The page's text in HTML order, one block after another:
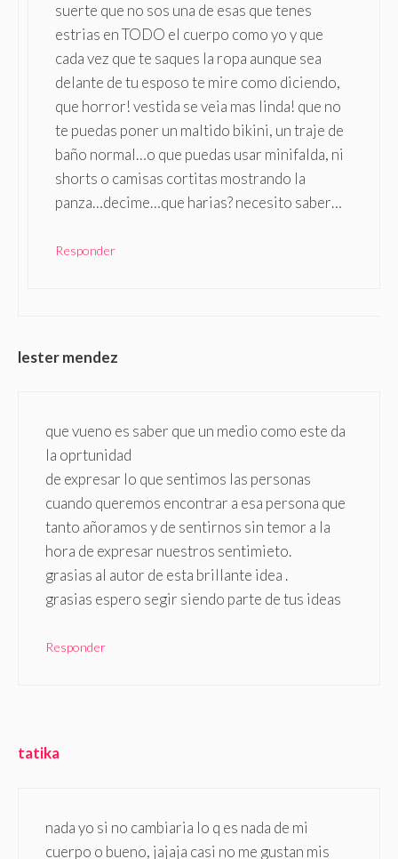
suerte que no sos una de esas que tenes
estrias en TODO el cuerpo como yo y que
cada vez que te saques la ropa aunque sea
delante de tu esposo te mire como diciendo,
que horror! vestida se veia mas linda! que no
te puedas poner un maltido bikini, un traje de
baño normal…o que puedas usar minifalda, ni
shorts o camisas cortitas mostrando la
panza…decime…que harias? necesito saber…
Responder
lester mendez
que vueno es saber que un medio como este da
la oprtunidad
de expresar lo que sentimos las personas
cuando queremos encontrar a esa persona que
tanto añoramos y de sentirnos sin temor a la
hora de expresar nuestros sentimieto.
grasias al autor de esta brillante idea .
grasias espero segir siendo parte de tus ideas
Responder
tatika
nada yo si no cambiaria lo q es nada de mi
cuerpo o bueno, jajaja casi no me gustan mis